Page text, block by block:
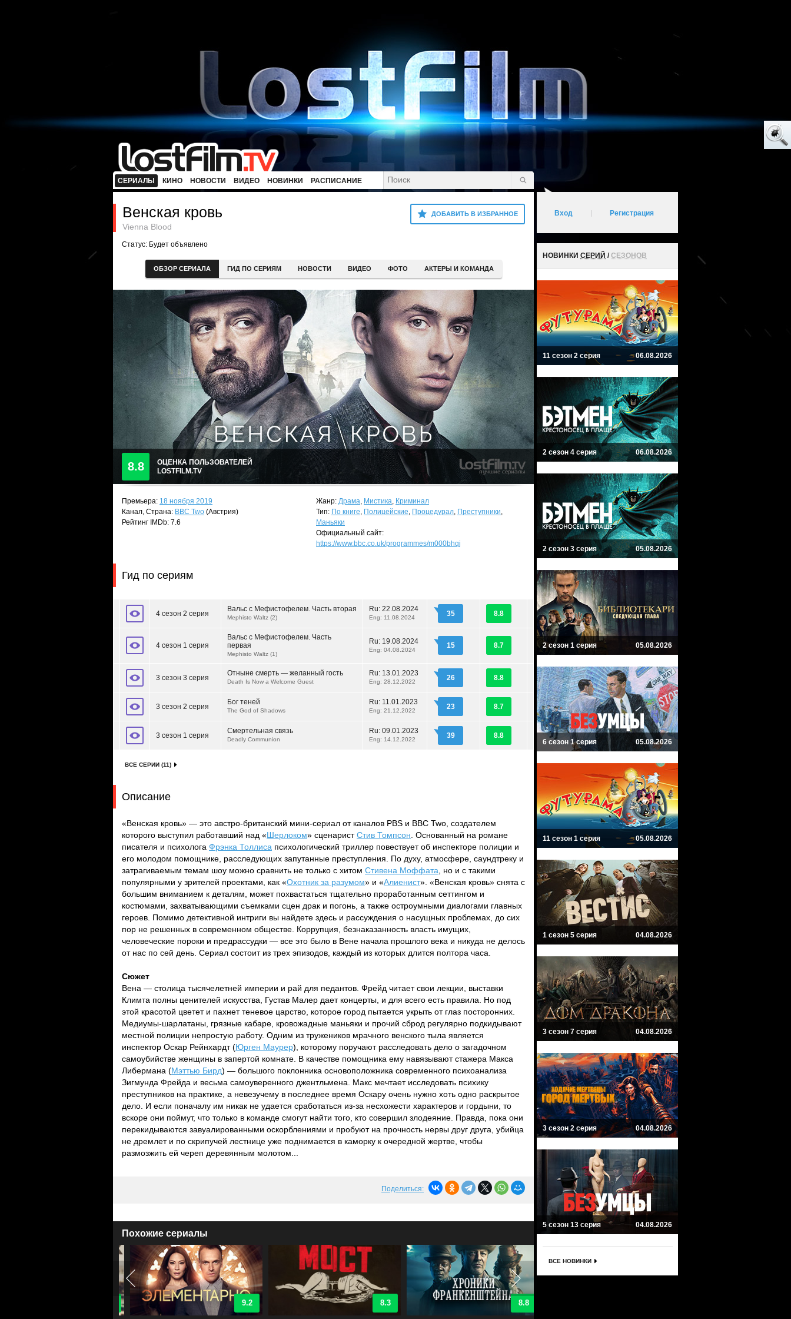
СЕРИАЛЫ КИНО НОВОСТИ ВИДЕО НОВИНКИ РАСПИСАНИЕ
ДОБАВИТЬ В ИЗБРАННОЕ
Венская кровь
Vienna Blood
Статус: Будет объявлено
ОБЗОР СЕРИАЛА ГИД ПО СЕРИЯМ НОВОСТИ ВИДЕО ФОТО АКТЕРЫ И КОМАНДА
8.8
ОЦЕНКА ПОЛЬЗОВАТЕЛЕЙ
LOSTFILM.TV
Премьера: 18 ноября 2019
Канал, Страна: BBC Two (Австрия)
Рейтинг IMDb: 7.6
Жанр: Драма, Мистика, Криминал
Тип: По книге, Полицейские, Процедурал, Преступники,
Маньяки
Официальный сайт:
https://www.bbc.co.uk/programmes/m000bhqj
Гид по сериям
4 сезон 2 серия
Вальс с Мефистофелем. Часть вторая
Mephisto Waltz (2)
Ru: 22.08.2024
Eng: 11.08.2024 35 8.8
4 сезон 1 серия
Вальс с Мефистофелем. Часть
первая
Mephisto Waltz (1)
Ru: 19.08.2024
Eng: 04.08.2024
15 8.7
3 сезон 3 серия
Отныне смерть — желанный гость
Death Is Now a Welcome Guest
Ru: 13.01.2023
Eng: 28.12.2022 26 8.8
3 сезон 2 серия
Бог теней
The God of Shadows
Ru: 11.01.2023
Eng: 21.12.2022 23 8.7
3 сезон 1 серия
Смертельная связь
Deadly Communion
Ru: 09.01.2023
Eng: 14.12.2022 39 8.8
ВСЕ СЕРИИ (11)
Описание
«Венская кровь» — это австро-британский мини-сериал от каналов PBS и BBC Two, создателем
которого выступил работавший над «Шерлоком» сценаристСтив Томпсон . Основанный на романе
писателя и психолога Фрэнка Толлиса психологический триллер повествует об инспекторе полиции и
его молодом помощнике, расследующих запутанные преступления. По духу, атмосфере, саундтреку и
затрагиваемым темам шоу можно сравнить не только с хитом Стивена Моффата , но и с такими
популярными у зрителей проектами, как «Охотник за разумом» и «Алиенист». «Венская кровь» снята с
большим вниманием к деталям, может похвастаться тщательно проработанным сеттингом и
костюмами, захватывающими съемками сцен драк и погонь, а также остроумными диалогами главных
героев. Помимо детективной интриги вы найдете здесь и рассуждения о насущных проблемах, до сих
пор не решенных в современном обществе. Коррупция, безнаказанность власть имущих,
человеческие пороки и предрассудки — все это было в Вене начала прошлого века и никуда не делось
от нас по сей день. Сериал состоит из трех эпизодов, каждый из которых длится полтора часа.
Сюжет
Вена — столица тысячелетней империи и рай для педантов. Фрейд читает свои лекции, выставки
Климта полны ценителей искусства, Густав Малер дает концерты, и для всего есть правила. Но под
этой красотой цветет и пахнет теневое царство, которое город пытается укрыть от глаз посторонних.
Медиумы-шарлатаны, грязные кабаре, кровожадные маньяки и прочий сброд регулярно подкидывают
местной полиции непростую работу. Одним из тружеников мрачного венского тыла является
инспектор Оскар Рейнхардт (Юрген Маурер), которому поручают расследовать дело о загадочном
самоубийстве женщины в запертой комнате. В качестве помощника ему навязывают стажера Макса
Либермана (Мэттью Бирд) — большого поклонника основоположника современного психоанализа
Зигмунда Фрейда и весьма самоуверенного джентльмена. Макс мечтает исследовать психику
преступников на практике, а невезучему в последнее время Оскару очень нужно хоть одно раскрытое
дело. И если поначалу им никак не удается сработаться из-за несхожести характеров и гордыни, то
вскоре они поймут, что только в команде смогут найти того, кто совершил злодеяние. Правда, пока они
перекидываются завуалированными оскорблениями и пробуют на прочность нервы друг друга, убийца
не дремлет и по скрипучей лестнице уже поднимается в каморку к очередной жертве, чтобы
размозжить ей череп деревянным молотом...
Поделиться:
Похожие сериалы
9.2 8.3 8.8
Вход Регистрация
НОВИНКИ СЕРИЙ /СЕЗОНОВ
11 сезон 2 серия 06.08.2026
2 сезон 4 серия 06.08.2026
2 сезон 3 серия 05.08.2026
2 сезон 1 серия 05.08.2026
6 сезон 1 серия 05.08.2026
11 сезон 1 серия 05.08.2026
1 сезон 5 серия 04.08.2026
3 сезон 7 серия 04.08.2026
3 сезон 2 серия 04.08.2026
5 сезон 13 серия 04.08.2026
ВСЕ НОВИНКИ